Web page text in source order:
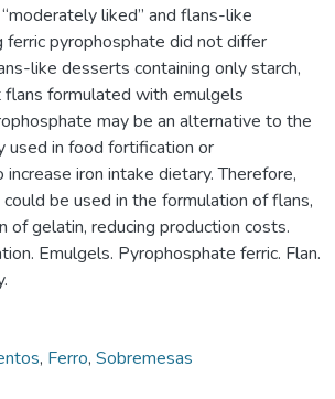
liked” and flans-like
ferric pyrophosphate did not differ
like desserts containing only starch,
formulated with emulgels
may be an alternative to the
used in food fortification or
iron intake dietary. Therefore,
be used in the formulation of flans,
of gelatin, reducing production costs.
Emulgels. Pyrophosphate ferric. Flan.
, Ferro, Sobremesas